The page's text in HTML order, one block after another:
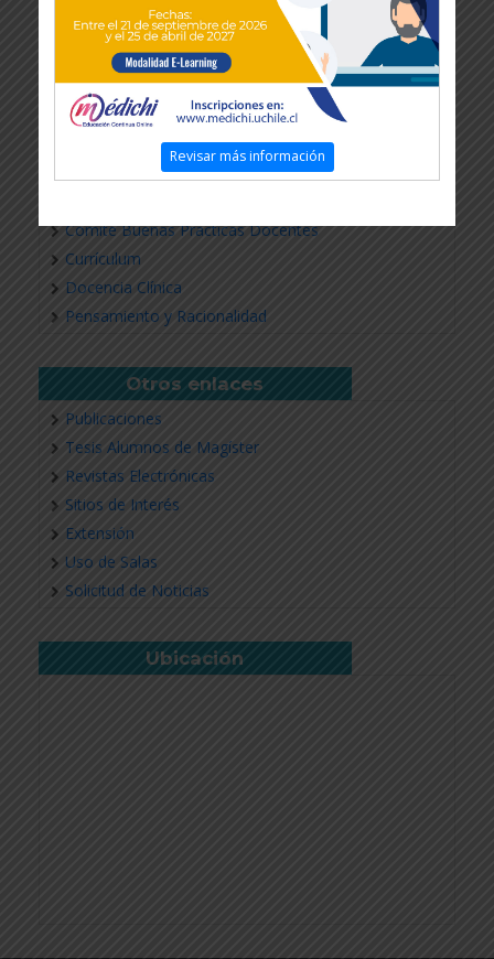
Comité Buenas Practicas Docentes
Currículum
Docencia Clínica
Pensamiento y Racionalidad
Otros enlaces
Publicaciones
Tesis Alumnos de Magíster
Revistas Electrónicas
Sitios de Interés
Extensión
Uso de Salas
Solicitud de Noticias
Ubicación
Revisar más información